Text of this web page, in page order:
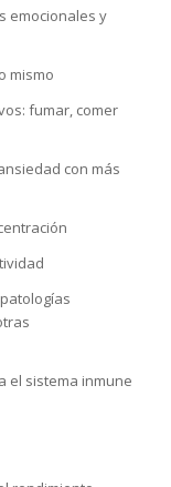
y
mismo
fumar, comer
con más
sistema inmune